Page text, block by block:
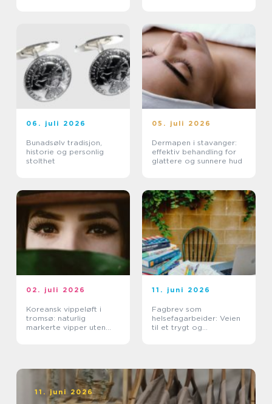
06. juli 2026
Bunadsølv tradisjon,
historie og personlig
stolthet
05. juli 2026
Dermapen i stavanger:
effektiv behandling for
glattere og sunnere hud
02. juli 2026
Koreansk vippeløft i
tromsø: naturlig
markerte vipper uten
11. juni 2026
Fagbrev som
helsefagarbeider: Veien
til et trygt og
11. juni 2026